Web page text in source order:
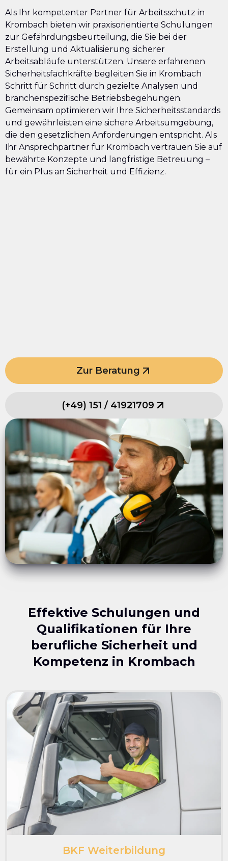
Als Ihr kompetenter Partner für Arbeitsschutz in
Krombach bieten wir praxisorientierte Schulungen
zur Gefährdungsbeurteilung, die Sie bei der
Erstellung und Aktualisierung sicherer
Arbeitsabläufe unterstützen. Unsere erfahrenen
Sicherheitsfachkräfte begleiten Sie in Krombach
Schritt für Schritt durch gezielte Analysen und
branchenspezifische Betriebsbegehungen.
Gemeinsam optimieren wir Ihre Sicherheitsstandards
und gewährleisten eine sichere Arbeitsumgebung,
die den gesetzlichen Anforderungen entspricht. Als
Ihr Ansprechpartner für Krombach vertrauen Sie auf
bewährte Konzepte und langfristige Betreuung –
für ein Plus an Sicherheit und Effizienz.
Zur Beratung
(+49) 151 / 41921709
Effektive Schulungen und
Qualifikationen für Ihre
berufliche Sicherheit und
Kompetenz in Krombach
BKF Weiterbildung